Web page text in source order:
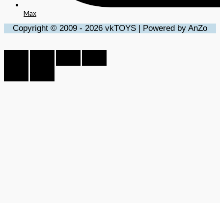
Max
Copyright © 2009 - 2026 vkTOYS | Powered by AnZo